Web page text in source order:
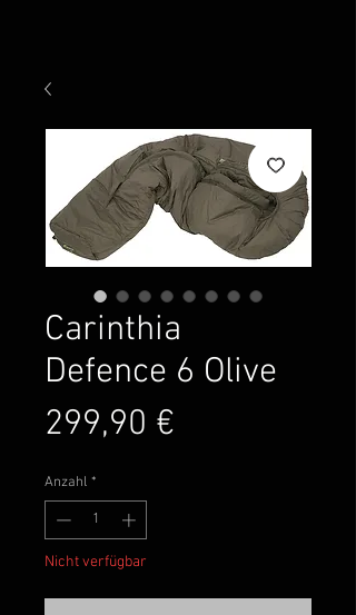
Carinthia
Defence 6 Olive
299,90 €
Anzahl *
Nicht verfügbar